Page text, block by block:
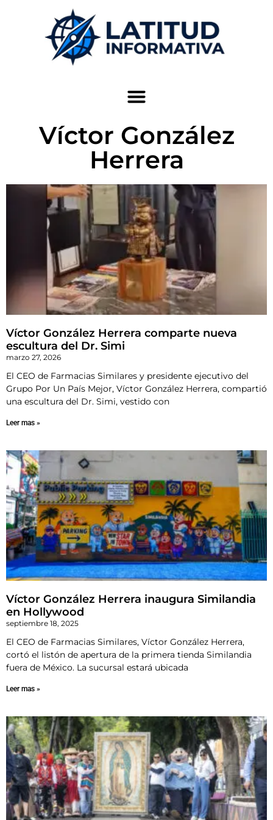
Víctor González
Herrera
Víctor González Herrera comparte nueva
escultura del Dr. Simi
marzo 27, 2026
El CEO de Farmacias Similares y presidente ejecutivo del
Grupo Por Un País Mejor, Víctor González Herrera, compartió
una escultura del Dr. Simi, vestido con
Leer mas »
Víctor González Herrera inaugura Similandia
en Hollywood
septiembre 18, 2025
El CEO de Farmacias Similares, Víctor González Herrera,
cortó el listón de apertura de la primera tienda Similandia
fuera de México. La sucursal estará ubicada
Leer mas »